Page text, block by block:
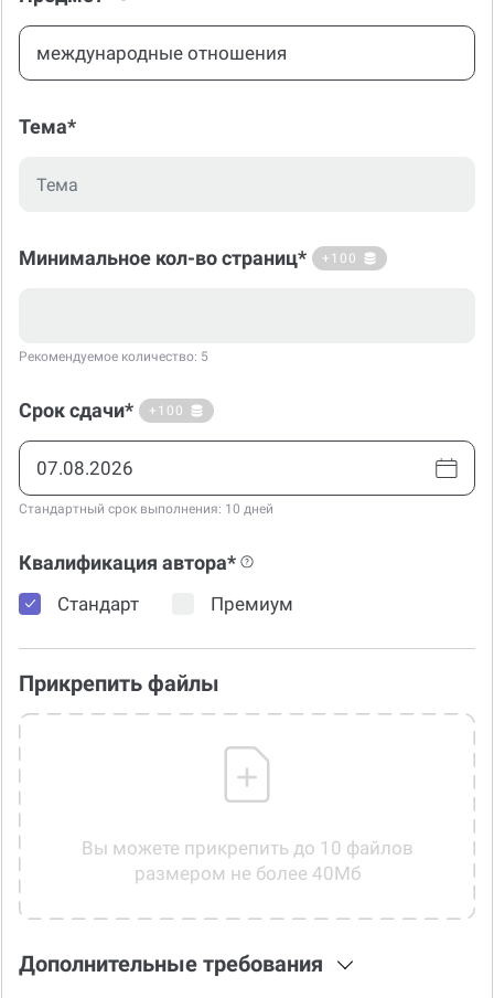
Тема*
Минимальное кол-во страниц* +100
Рекомендуемое количество: 5
Срок сдачи* +100
Стандартный срок выполнения: 10 дней
Квалификация автора*
Стандарт Премиум
Прикрепить файлы
Вы можете прикрепить до 10 файлов
размером не более 40Мб
Дополнительные требования